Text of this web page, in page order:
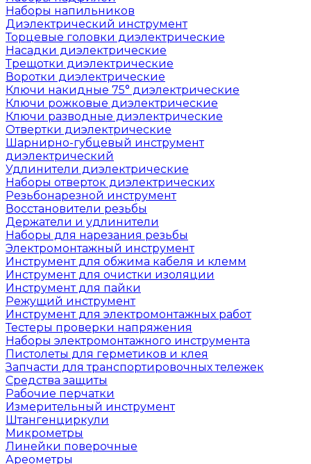
Наборы напильников
Диэлектрический инструмент
Торцевые головки диэлектрические
Насадки диэлектрические
Трещотки диэлектрические
Воротки диэлектрические
Ключи накидные 75° диэлектрические
Ключи рожковые диэлектрические
Ключи разводные диэлектрические
Отвертки диэлектрические
Шарнирно-губцевый инструмент
диэлектрический
Удлинители диэлектрические
Наборы отверток диэлектрических
Резьбонарезной инструмент
Восстановители резьбы
Держатели и удлинители
Наборы для нарезания резьбы
Электромонтажный инструмент
Инструмент для обжима кабеля и клемм
Инструмент для очистки изоляции
Инструмент для пайки
Режущий инструмент
Инструмент для электромонтажных работ
Тестеры проверки напряжения
Наборы электромонтажного инструмента
Пистолеты для герметиков и клея
Запчасти для транспортировочных тележек
Средства защиты
Рабочие перчатки
Измерительный инструмент
Штангенциркули
Микрометры
Линейки поверочные
Ареометры